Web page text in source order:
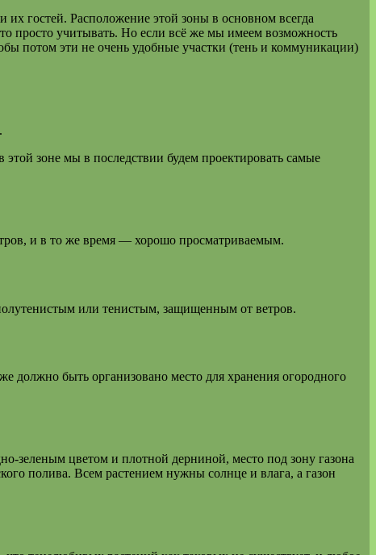
гостей. Расположение этой зоны в основном всегда
просто учитывать. Но если всё же мы имеем возможность
потом эти не очень удобные участки (тень и коммуникации)
зоне мы в последствии будем проектировать самые
и в то же время — хорошо просматриваемым.
или тенистым, защищенным от ветров.
должно быть организовано место для хранения огородного
зеленым цветом и плотной дерниной, место под зону газона
полива. Всем растением нужны солнце и влага, а газон